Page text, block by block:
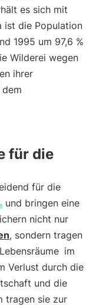
es sich mit
ist die Population
1995 um 97,6 %
Wilderei wegen
ihrer
für die
für die
und bringen eine
nicht nur
, sondern tragen
im
Verlust durch die
und die
tragen sie zur